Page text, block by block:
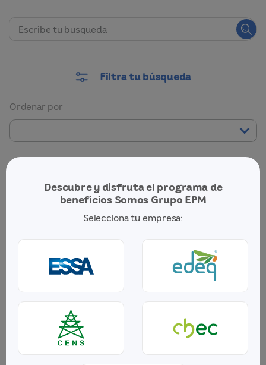
Todas las ofertas
ViveSomos
Filtra tu búsqueda
Ordenar por
Descubre y disfruta el programa de
beneficios Somos Grupo EPM
Selecciona tu empresa: